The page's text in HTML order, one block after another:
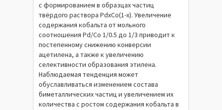
с формированием в образцах частиц
твёрдого раствора PdxCо(1-x). Увеличение
содержания кобальта от мольного
соотношения Pd/Co 1/0.5 до 1/3 приводит к
постепенному снижению конверсии
ацетилена, а также к увеличению
селективности образования этилена.
Наблюдаемая тенденция может
обуславливаться изменением состава
биметаллических частиц и увеличением их
количества с ростом содержания кобальта в